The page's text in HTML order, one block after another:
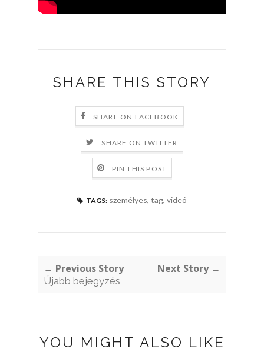
SHARE THIS STORY
SHARE ON FACEBOOK
SHARE ON TWITTER
PIN THIS POST
TAGS: személyes, tag, videó
← Previous Story
Újabb bejegyzés
Next Story →
YOU MIGHT ALSO LIKE